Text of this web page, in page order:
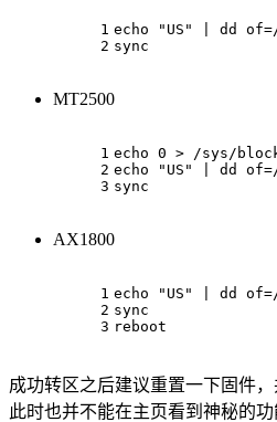
1
2
echo "US" dd
sync
MT2500
1
2
3
echo 0 > /sys/
echo
"US" dd
sync
AX1800
1
2
3
echo "US" dd
sync
reboot
成功转区之后建议重置一下固件，
此时也并不能在主页看到神秘的